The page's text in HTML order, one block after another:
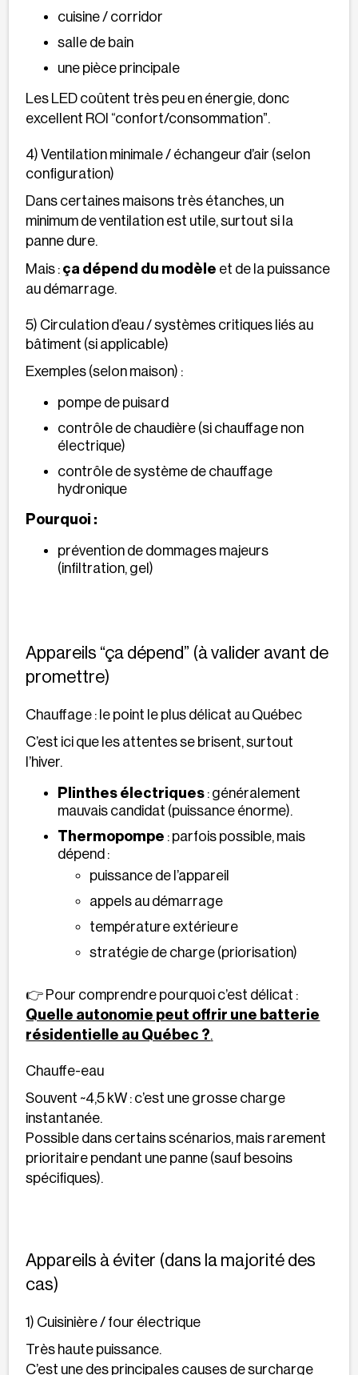
cuisine / corridor
salle de bain
une pièce principale
Les LED coûtent très peu en énergie, donc
excellent ROI “confort/consommation”.
4) Ventilation minimale / échangeur d’air (selon
configuration)
Dans certaines maisons très étanches, un
minimum de ventilation est utile, surtout si la
panne dure.
Mais : ça dépend du modèle et de la puissance
au démarrage.
5) Circulation d’eau / systèmes critiques liés au
bâtiment (si applicable)
Exemples (selon maison) :
pompe de puisard
contrôle de chaudière (si chauffage non
électrique)
contrôle de système de chauffage
hydronique
Pourquoi :
prévention de dommages majeurs
(infiltration, gel)
Appareils “ça dépend” (à valider avant de
promettre)
Chauffage : le point le plus délicat au Québec
C’est ici que les attentes se brisent, surtout
l’hiver.
Plinthes électriques : généralement
mauvais candidat (puissance énorme).
Thermopompe : parfois possible, mais
dépend :
puissance de l’appareil
appels au démarrage
température extérieure
stratégie de charge (priorisation)
👉 Pour comprendre pourquoi c’est délicat :
Quelle autonomie peut offrir une batterie
résidentielle au Québec ?.
Chauffe-eau
Souvent ~4,5 kW : c’est une grosse charge
instantanée.
Possible dans certains scénarios, mais rarement
prioritaire pendant une panne (sauf besoins
spécifiques).
Appareils à éviter (dans la majorité des
cas)
1) Cuisinière / four électrique
Très haute puissance.
C’est une des principales causes de surcharge